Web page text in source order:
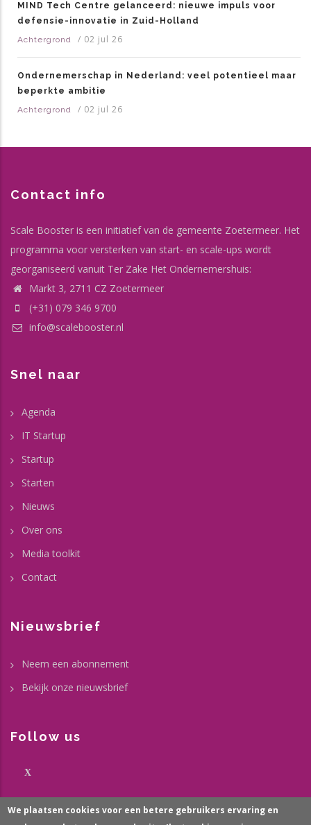
MIND Tech Centre gelanceerd: nieuwe impuls voor
defensie-innovatie in Zuid-Holland
Achtergrond
/ 02 jul 26
Ondernemerschap in Nederland: veel potentieel maar
beperkte ambitie
Achtergrond
/ 02 jul 26
Contact info
Scale Booster is een initiatief van de gemeente Zoetermeer. Het
programma voor versterken van start- en scale-ups wordt
georganiseerd vanuit Ter Zake Het Ondernemershuis:
Markt 3, 2711 CZ Zoetermeer
(+31) 079 346 9700
info@scalebooster.nl
Snel naar
Agenda
IT Startup
Startup
Starten
Nieuws
Over ons
Media toolkit
Contact
Nieuwsbrief
Neem een abonnement
Bekijk onze nieuwsbrief
Follow us
X
We plaatsen cookies voor een betere gebruikers ervaring en